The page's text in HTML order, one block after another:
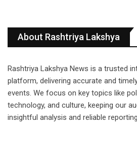
About Rashtriya Lakshya
Rashtriya Lakshya News is a trusted
platform, delivering accurate and
events. We focus on key topics like
technology, and culture, keeping our
insightful analysis and reliable